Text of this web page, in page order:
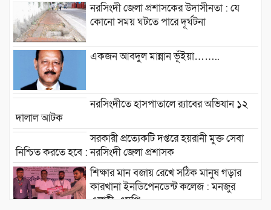
নরসিংদী জেলা প্রশাসকের উদাসীনতা : যে
কোনো সময় ঘটতে পারে দূর্ঘটনা
একজন আবদুল মান্নান ভূঁইয়া……..
নরসিংদীতে হাসপাতালে র‍্যাবের অভিযান ১২
দালাল আটক
সরকারী প্রত্যেকটি দপ্তরে হয়রানী মুক্ত সেবা
নিশ্চিত করতে হবে : নরসিংদী জেলা প্রশাসক
শিক্ষার মান বজায় রেখে সঠিক মানুষ গড়ার
কারখানা ইনডিপেনডেন্ট কলেজ : মনজুর
এলাহী, এমপি